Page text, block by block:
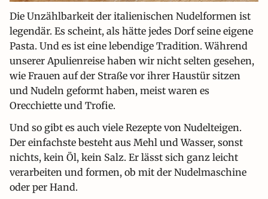
Die Unzählbarkeit der italienischen Nudelformen ist
legendär. Es scheint, als hätte jedes Dorf seine eigene
Pasta. Und es ist eine lebendige Tradition. Während
unserer Apulienreise haben wir nicht selten gesehen,
wie Frauen auf der Straße vor ihrer Haustür sitzen
und Nudeln geformt haben, meist waren es
Orecchiette und Trofie.
Und so gibt es auch viele Rezepte von Nudelteigen.
Der einfachste besteht aus Mehl und Wasser, sonst
nichts, kein Öl, kein Salz. Er lässt sich ganz leicht
verarbeiten und formen, ob mit der Nudelmaschine
oder per Hand.